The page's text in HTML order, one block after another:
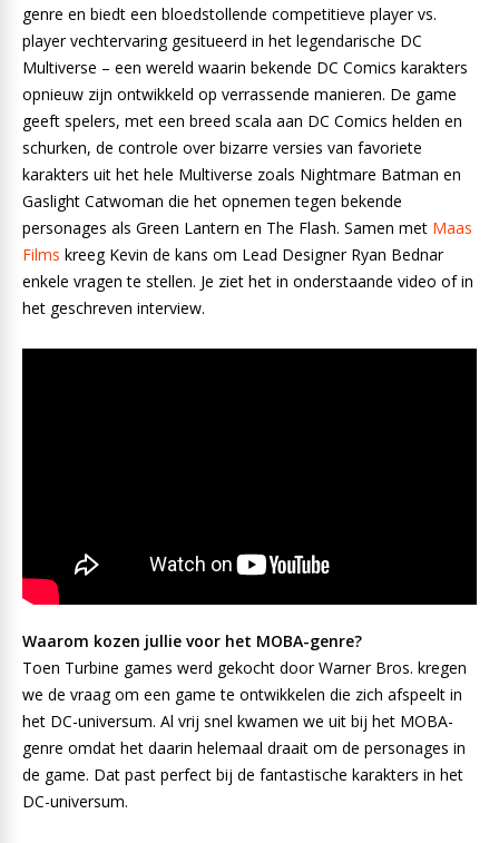
genre en biedt een bloedstollende competitieve player vs.
player vechtervaring gesitueerd in het legendarische DC
Multiverse – een wereld waarin bekende DC Comics karakters
opnieuw zijn ontwikkeld op verrassende manieren. De game
geeft spelers, met een breed scala aan DC Comics helden en
schurken, de controle over bizarre versies van favoriete
karakters uit het hele Multiverse zoals Nightmare Batman en
Gaslight Catwoman die het opnemen tegen bekende
personages als Green Lantern en The Flash. Samen met Maas
Films kreeg Kevin de kans om Lead Designer Ryan Bednar
enkele vragen te stellen. Je ziet het in onderstaande video of in
het geschreven interview.
Waarom kozen jullie voor het MOBA-genre?
Toen Turbine games werd gekocht door Warner Bros. kregen
we de vraag om een game te ontwikkelen die zich afspeelt in
het DC-universum. Al vrij snel kwamen we uit bij het MOBA-
genre omdat het daarin helemaal draait om de personages in
de game. Dat past perfect bij de fantastische karakters in het
DC-universum.